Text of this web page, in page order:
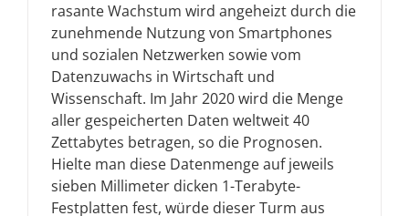
rasante Wachstum wird angeheizt durch die
zunehmende Nutzung von Smartphones
und sozialen Netzwerken sowie vom
Datenzuwachs in Wirtschaft und
Wissenschaft. Im Jahr 2020 wird die Menge
aller gespeicherten Daten weltweit 40
Zettabytes betragen, so die Prognosen.
Hielte man diese Datenmenge auf jeweils
sieben Millimeter dicken 1-Terabyte-
Festplatten fest, würde dieser Turm aus